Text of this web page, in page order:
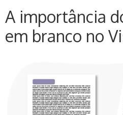
A importância
em branco no